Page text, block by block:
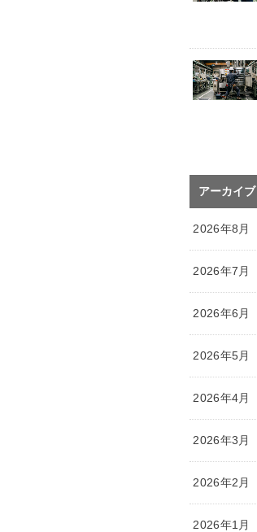
アーカイブ
2026年8月
2026年7月
2026年6月
2026年5月
2026年4月
2026年3月
2026年2月
2026年1月